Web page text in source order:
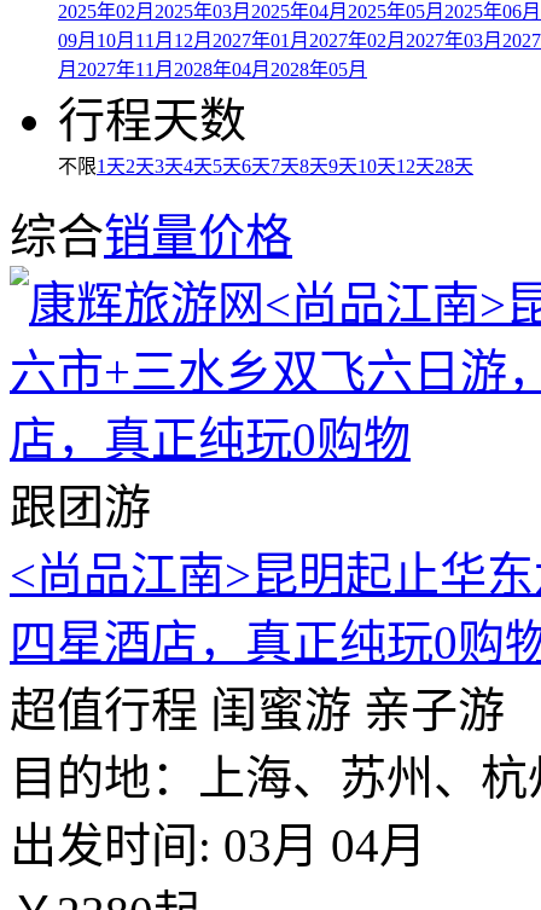
2025年02月 2025年03月 2025年04月 2025年05月 2025年06月
09月 10月 11月 12月 2027年01月 2027年02月 2027年03月
月 2027年11月 2028年04月 2028年05月
行程天数
不限1天2天3天4天5天6天7天8天9天10天12天28天
综合销量价格
跟团游
<尚品江南>昆明起止华
四星酒店，真正纯玩0购
超值行程 闺蜜游 亲子游
目的地：上海、苏州、杭
出发时间: 03月 04月